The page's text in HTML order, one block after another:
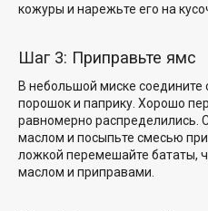
кожуры и нарежьте его на
Шаг 3: Приправьте ямс
В небольшой миске соедините
порошок и паприку. Хорошо
равномерно распределились.
маслом и посыпьте смесью
ложкой перемешайте бататы,
маслом и приправами.